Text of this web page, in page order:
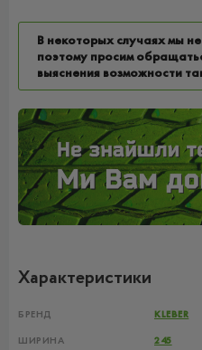
В некоторых случаях мы
поэтому просим
выяснения возможности
Характеристики
БРЕНД KLEBER
ШИРИНА 245